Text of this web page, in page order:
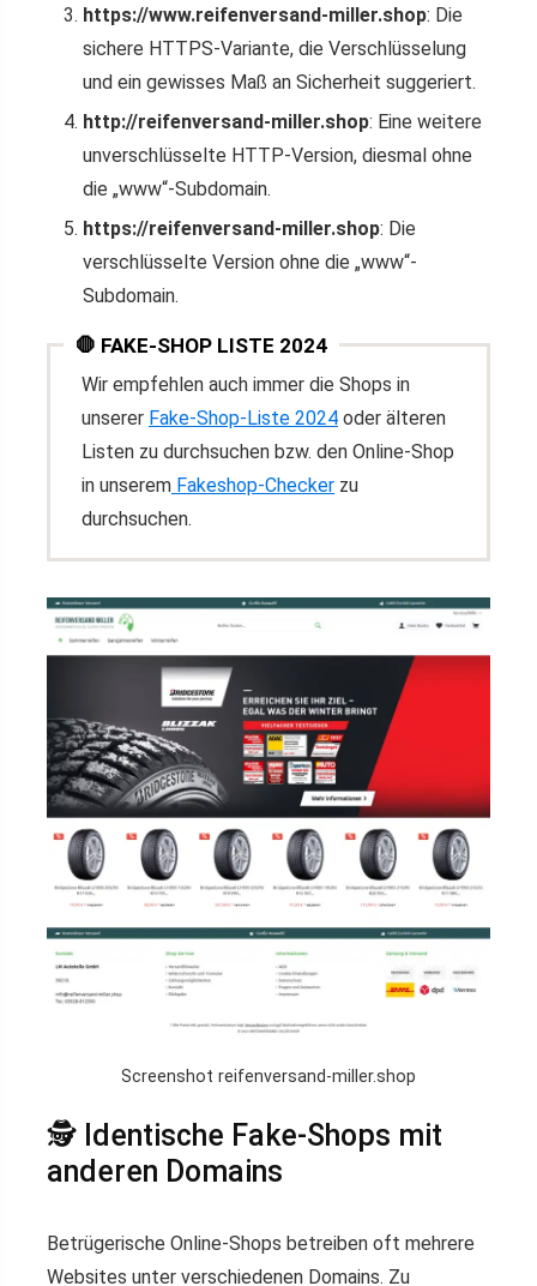
https://www.reifenversand-miller.shop: Die
sichere HTTPS-Variante, die Verschlüsselung
und ein gewisses Maß an Sicherheit suggeriert.
http://reifenversand-miller.shop: Eine weitere
unverschlüsselte HTTP-Version, diesmal ohne
die „www“-Subdomain.
https://reifenversand-miller.shop: Die
verschlüsselte Version ohne die „www“-
Subdomain.
🛑 FAKE-SHOP LISTE 2024
Wir empfehlen auch immer die Shops in
unserer Fake-Shop-Liste 2024 oder älteren
Listen zu durchsuchen bzw. den Online-Shop
in unserem Fakeshop-Checker zu
durchsuchen.
Screenshot reifenversand-miller.shop
🕵️‍ Identische Fake-Shops mit
anderen Domains
Betrügerische Online-Shops betreiben oft mehrere
Websites unter verschiedenen Domains. Zu